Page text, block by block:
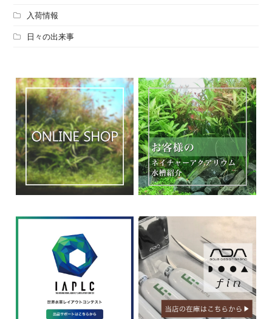
入荷情報
日々の出来事